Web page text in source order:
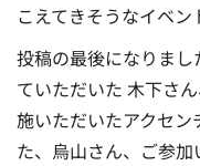
こえてきそうなイベン
投稿の最後になりま
ていただいた 木下さ
施いただいたアクセ
た、烏山さん、ご参